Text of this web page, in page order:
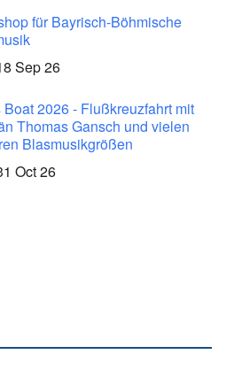
für Bayrisch-Böhmische
Sep 26
Boat 2026 - Flußkreuzfahrt mit
Thomas Gansch und vielen
Blasmusikgrößen
Oct 26